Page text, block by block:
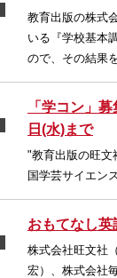
教育出版の株式
いる『学校基本
ので、その結果
「学コン」
日(水)まで
"教育出版の旺
国学芸サイエン
おもてなし
株式会社旺文社
宏）、株式会社